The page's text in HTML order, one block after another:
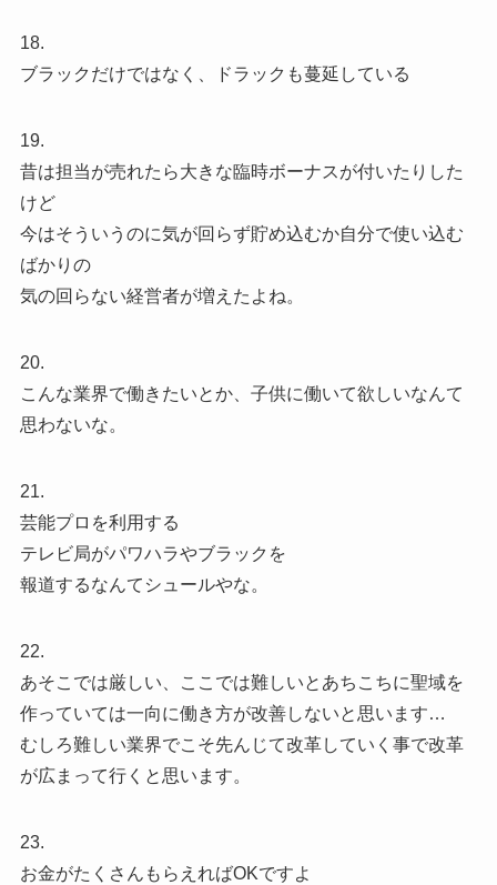
18.
ブラックだけではなく、ドラックも蔓延している
19.
昔は担当が売れたら大きな臨時ボーナスが付いたりした
けど
今はそういうのに気が回らず貯め込むか自分で使い込む
ばかりの
気の回らない経営者が増えたよね。
20.
こんな業界で働きたいとか、子供に働いて欲しいなんて
思わないな。
21.
芸能プロを利用する
テレビ局がパワハラやブラックを
報道するなんてシュールやな。
22.
あそこでは厳しい、ここでは難しいとあちこちに聖域を
作っていては一向に働き方が改善しないと思います…
むしろ難しい業界でこそ先んじて改革していく事で改革
が広まって行くと思います。
23.
お金がたくさんもらえればOKですよ